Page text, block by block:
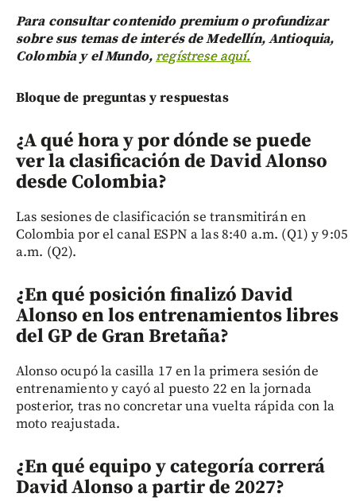
Para consultar contenido premium o profundizar
sobre sus temas de interés de Medellín, Antioquia,
Colombia y el Mundo,regístrese aquí.
Bloque de preguntas y respuestas
¿A qué hora y por dónde se puede
ver la clasificación de David Alonso
desde Colombia?
Las sesiones de clasificación se transmitirán en
Colombia por el canal ESPN a las 8:40 a.m. (Q1) y 9:05
a.m. (Q2).
¿En qué posición finalizó David
Alonso en los entrenamientos libres
del GP de Gran Bretaña?
Alonso ocupó la casilla 17 en la primera sesión de
entrenamiento y cayó al puesto 22 en la jornada
posterior, tras no concretar una vuelta rápida con la
moto reajustada.
¿En qué equipo y categoría correrá
David Alonso a partir de 2027?